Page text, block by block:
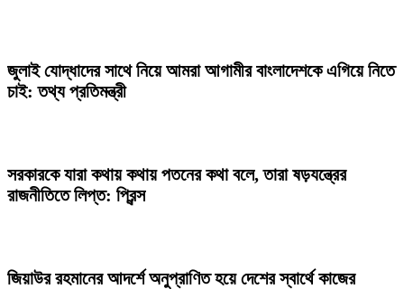
জুলাই যোদ্ধাদের সাথে নিয়ে আমরা আগামীর বাংলাদেশকে এগিয়ে নিতে
চাই: তথ্য প্রতিমন্ত্রী
সরকারকে যারা কথায় কথায় পতনের কথা বলে, তারা ষড়যন্ত্রের
রাজনীতিতে লিপ্ত: প্রিন্স
জিয়াউর রহমানের আদর্শে অনুপ্রাণিত হয়ে দেশের স্বার্থে কাজের